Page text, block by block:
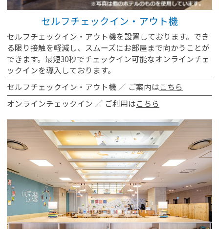
セルフチェックイン・アウト機
セルフチェックイン・アウト機を設置しております。でき
る限り接触を軽減し、スムーズにお部屋まで向かうことが
できます。最短30秒でチェックイン可能なオンラインチェ
ックインを導入しております。
セルフチェックイン・アウト機 ／ ご案内は こちら
オンラインチェックイン ／ ご利用は こちら